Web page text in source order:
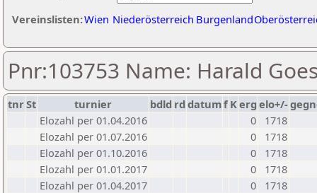
Vereinslisten:Wien Niederösterreich Burgenland
Pnr:103753 Name: Harald
tnrSt turnier bdld rd datumf Kerg elo+/-
Elozahl per 01.04.2016
0
1718
Elozahl per 01.07.2016
0
1718
Elozahl per 01.10.2016
0
1718
Elozahl per 01.01.2017
0
1718
Elozahl per 01.04.2017
0
1718